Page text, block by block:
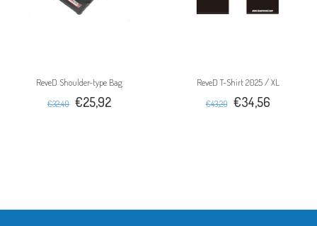
ReveD Shoulder-type Bag
€32,40 €25,92
ReveD T-Shirt 2025 / XL
€43,20 €34,56